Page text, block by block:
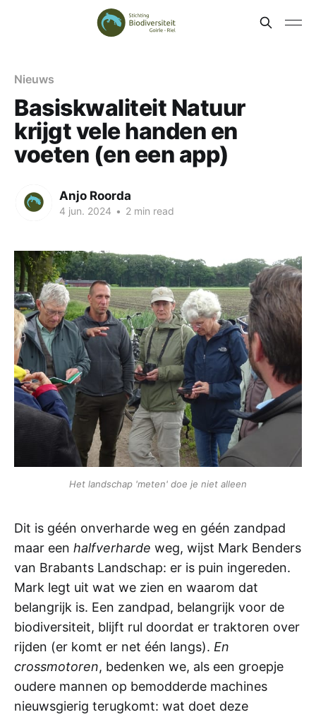
Nieuws
Basiskwaliteit Natuur
krijgt vele handen en
voeten (en een app)
Anjo Roorda
4 jun. 2024 • 2 min read
Het landschap 'meten' doe je niet alleen
Dit is géén onverharde weg en géén zandpad
maar een halfverharde weg, wijst Mark Benders
van Brabants Landschap: er is puin ingereden.
Mark legt uit wat we zien en waarom dat
belangrijk is. Een zandpad, belangrijk voor de
biodiversiteit, blijft rul doordat er traktoren over
rijden (er komt er net één langs). En
crossmotoren, bedenken we, als een groepje
oudere mannen op bemodderde machines
nieuwsgierig terugkomt: wat doet deze